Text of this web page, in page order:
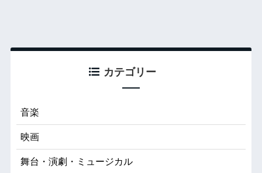
カテゴリー
音楽
映画
舞台・演劇・ミュージカル